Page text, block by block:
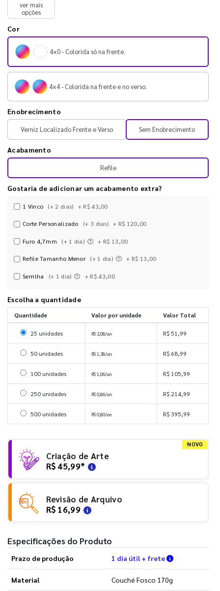
ver mais
opções
Cor
4×0 - Colorida só na frente.
4×4 - Colorida na frente e no verso.
Enobrecimento
Verniz Localizado Frente e Verso Sem Enobrecimento
Acabamento
Refile
Gostaria de adicionar um acabamento extra?
1 Vinco (+ 2 dias) + R$ 43,00
Corte Personalizado (+ 3 dias) + R$ 120,00
Furo 4,7mm (+ 1 dia) + R$ 13,00
Refile Tamanho Menor (+ 1 dia) + R$ 13,00
Serrilha (+ 1 dia) + R$ 43,00
Escolha a quantidade
Quantidade Valor por unidade Valor Total
Selecionar 25 unidades
25 unidades R$ 2,08/un R$ 51,99
Selecionar 50 unidades
50 unidades R$ 1,38/un R$ 68,99
Selecionar 100 unidades
100 unidades R$ 1,06/un R$ 105,99
Selecionar 250 unidades
250 unidades R$ 0,86/un R$ 214,99
Selecionar 500 unidades
500 unidades R$ 0,80/un R$ 395,99
NOVO
Criação de Arte
R$ 45,99*
Revisão de Arquivo
R$ 16,99
Especificações do Produto
Prazo de produção 1 dia útil + frete Verifique as
Material Couché Fosco 170g